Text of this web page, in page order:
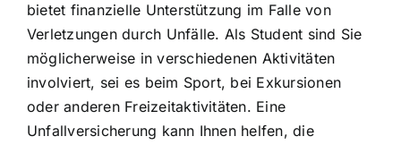
bietet finanzielle Unterstützung im Falle von
Verletzungen durch Unfälle. Als Student sind Sie
möglicherweise in verschiedenen Aktivitäten
involviert, sei es beim Sport, bei Exkursionen
oder anderen Freizeitaktivitäten. Eine
Unfallversicherung kann Ihnen helfen, die